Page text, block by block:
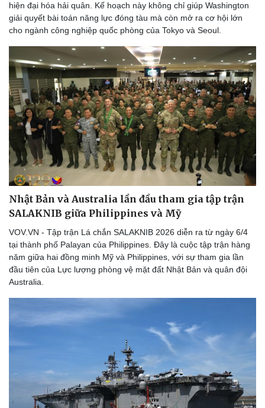
Thể thao
Lịch thi đấu bóng đá
Thế giới thể thao
eSports
Hậu trường
Ô tô - Xe máy
Xe máy
Tư vấn
hiện đại hóa hải quân. Kế hoạch này không chỉ giúp Washington
giải quyết bài toán năng lực đóng tàu mà còn mở ra cơ hội lớn
cho ngành công nghiệp quốc phòng của Tokyo và Seoul.
Nhật Bản và Australia lần đầu tham gia tập trận
SALAKNIB giữa Philippines và Mỹ
VOV.VN - Tập trận Lá chắn SALAKNIB 2026 diễn ra từ ngày 6/4
tại thành phố Palayan của Philippines. Đây là cuộc tập trận hàng
năm giữa hai đồng minh Mỹ và Philippines, với sự tham gia lần
đầu tiên của Lực lượng phòng vệ mặt đất Nhật Bản và quân đội
Australia.